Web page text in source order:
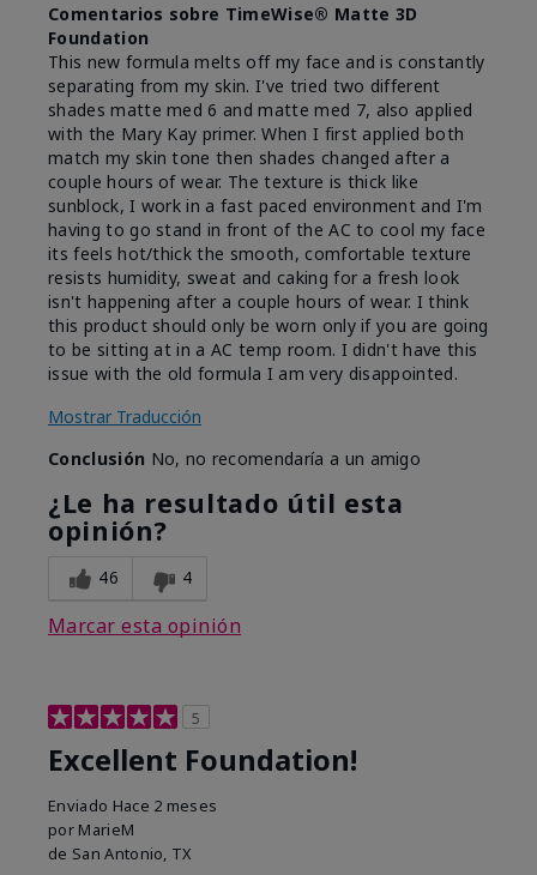
Comentarios sobre TimeWise® Matte 3D
Foundation
This new formula melts off my face and is constantly
separating from my skin. I've tried two different
shades matte med 6 and matte med 7, also applied
with the Mary Kay primer. When I first applied both
match my skin tone then shades changed after a
couple hours of wear. The texture is thick like
sunblock, I work in a fast paced environment and I'm
having to go stand in front of the AC to cool my face
its feels hot/thick the smooth, comfortable texture
resists humidity, sweat and caking for a fresh look
isn't happening after a couple hours of wear. I think
this product should only be worn only if you are going
to be sitting at in a AC temp room. I didn't have this
issue with the old formula I am very disappointed.
Mostrar Traducción
Conclusión No, no recomendaría a un amigo
¿Le ha resultado útil esta
opinión?
46 4
Marcar esta opinión
5
Excellent Foundation!
Enviado Hace 2 meses
por MarieM
de San Antonio, TX